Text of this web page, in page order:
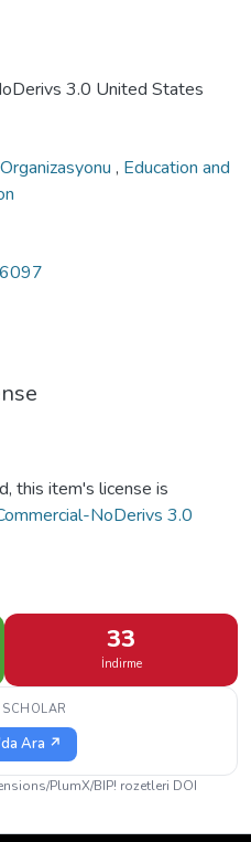
3.0 United States
, Education and
this item's license is
NoDerivs 3.0
33
İndirme
Ara ↗
PlumX/BIP! rozetleri DOI